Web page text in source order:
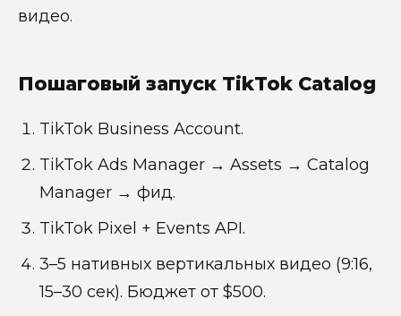
видео.
Пошаговый запуск TikTok Catalog
TikTok Business Account.
TikTok Ads Manager → Assets → Catalog
Manager → фид.
TikTok Pixel + Events API.
3–5 нативных вертикальных видео (9:16,
15–30 сек). Бюджет от $500.